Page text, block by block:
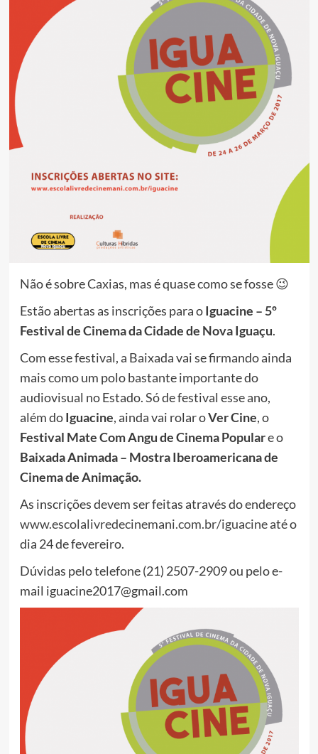
Não é sobre Caxias, mas é quase como se fosse 😉
Estão abertas as inscrições para oIguacine – 5º
Festival de Cinema da Cidade de Nova Iguaçu.
Com esse festival, a Baixada vai se firmando ainda
mais como um polo bastante importante do
audiovisual no Estado. Só de festival esse ano,
além doIguacine, ainda vai rolar oVer Cine, o
Festival Mate Com Angu de Cinema Populare o
Baixada Animada – Mostra Iberoamericana de
Cinema de Animação.
As inscrições devem ser feitas através do endereço
www.escolalivredecinemani.com.br/iguacineaté o
dia 24 de fevereiro.
Dúvidas pelo telefone (21) 2507-2909 ou pelo e-
mail iguacine2017@gmail.com